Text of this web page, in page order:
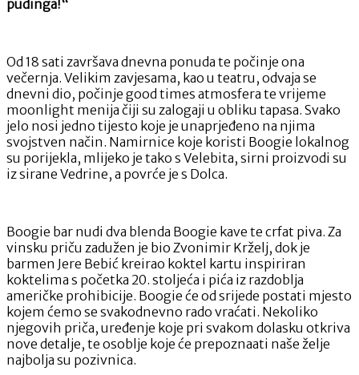
pudinga!“
Od 18 sati završava dnevna ponuda te počinje ona
večernja. Velikim zavjesama, kao u teatru, odvaja se
dnevni dio, počinje good times atmosfera te vrijeme
moonlight menija čiji su zalogaji u obliku tapasa. Svako
jelo nosi jedno tijesto koje je unaprjeđeno na njima
svojstven način. Namirnice koje koristi Boogie lokalnog
su porijekla, mlijeko je tako s Velebita, sirni proizvodi su
iz sirane Vedrine, a povrće je s Dolca.
Boogie bar nudi dva blenda Boogie kave te crfat piva. Za
vinsku priču zadužen je bio Zvonimir Krželj, dok je
barmen Jere Bebić kreirao koktel kartu inspiriran
koktelima s početka 20. stoljeća i pića iz razdoblja
američke prohibicije. Boogie će od srijede postati mjesto
kojem ćemo se svakodnevno rado vraćati. Nekoliko
njegovih priča, uređenje koje pri svakom dolasku otkriva
nove detalje, te osoblje koje će prepoznaati naše želje
najbolja su pozivnica.